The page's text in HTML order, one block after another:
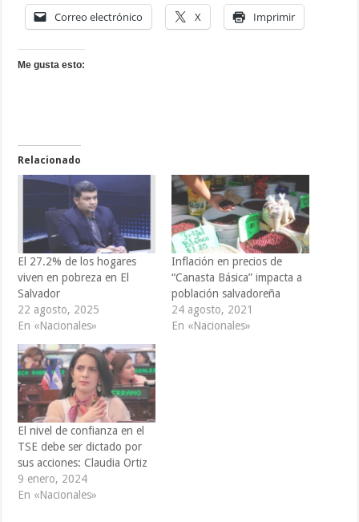
Correo electrónico X Imprimir
Me gusta esto:
Relacionado
El 27.2% de los hogares
viven en pobreza en El
Salvador
22 agosto, 2025
En «Nacionales»
Inflación en precios de
“Canasta Básica” impacta a
población salvadoreña
24 agosto, 2021
En «Nacionales»
El nivel de confianza en el
TSE debe ser dictado por
sus acciones: Claudia Ortiz
9 enero, 2024
En «Nacionales»